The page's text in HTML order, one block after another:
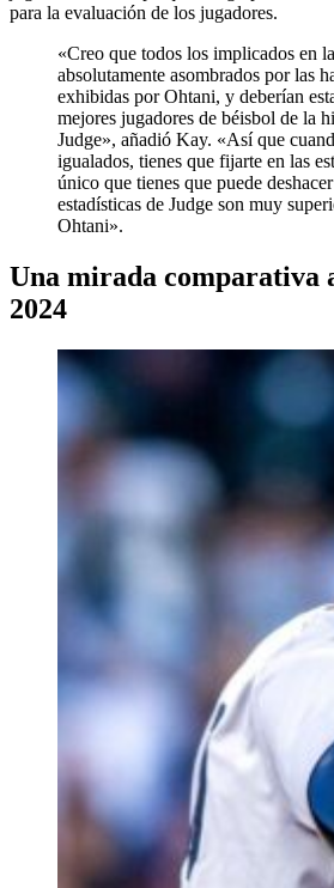
para la evaluación de los jugadores.
«Creo que todos los implicados en
absolutamente asombrados por las
exhibidas por Ohtani, y deberían
mejores jugadores de béisbol de la
Judge», añadió Kay. «Así que
igualados, tienes que fijarte en las
único que tienes que puede
estadísticas de Judge son muy
Ohtani».
Una mirada comparativa
2024